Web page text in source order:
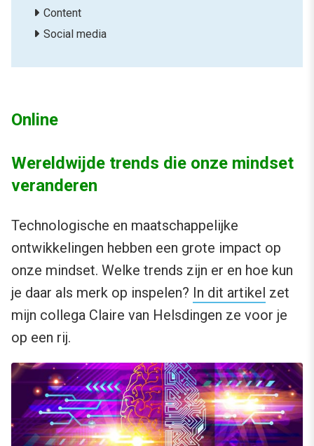
Content
Social media
Online
Wereldwijde trends die onze mindset
veranderen
Technologische en maatschappelijke
ontwikkelingen hebben een grote impact op
onze mindset. Welke trends zijn er en hoe kun
je daar als merk op inspelen? In dit artikel zet
mijn collega Claire van Helsdingen ze voor je
op een rij.